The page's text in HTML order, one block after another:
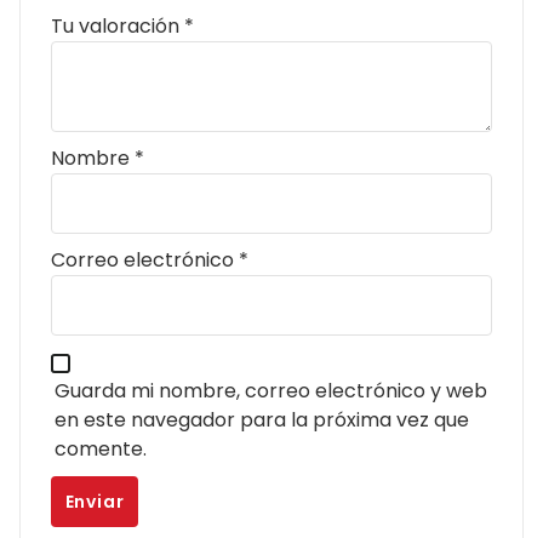
Tu valoración *
Nombre *
Correo electrónico *
Guarda mi nombre, correo electrónico y web
en este navegador para la próxima vez que
comente.